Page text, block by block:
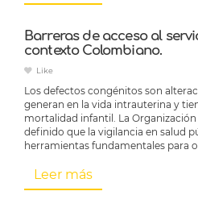
Barreras de acceso al
contexto Colombiano.
Like
Los defectos congénitos son
generan en la vida intrauterina y
mortalidad infantil. La
definido que la vigilancia en salud
herramientas fundamentales para
Leer más